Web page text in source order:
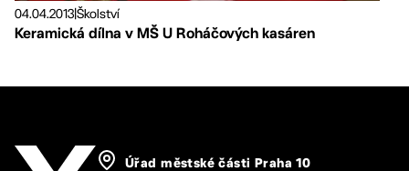
04.04.2013Školství
Keramická dílna v MŠ U Roháčových kasáren
Úřad městské části Praha 10